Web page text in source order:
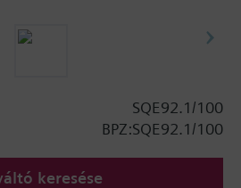
SQE92.1/100
BPZ:SQE92.1/100
keresése